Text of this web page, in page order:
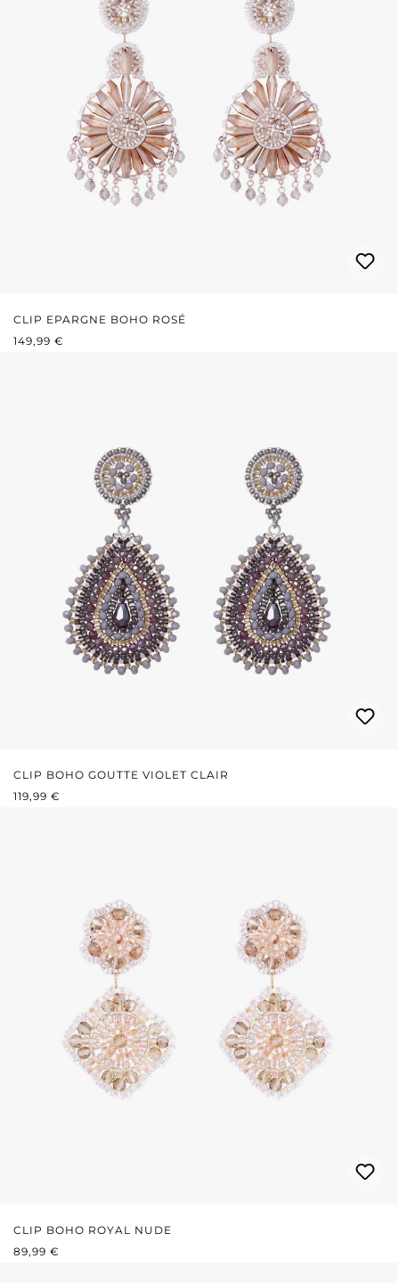
CLIP EPARGNE BOHO ROSÉ
PRIX RÉGULIER :
149,99 €
CLIP BOHO GOUTTE VIOLET CLAIR
PRIX RÉGULIER :
119,99 €
CLIP BOHO ROYAL NUDE
PRIX RÉGULIER :
89,99 €